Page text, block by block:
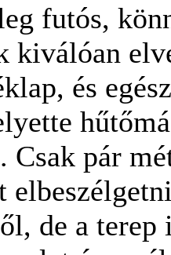
futós,
kiválóan
és
Csak pár
de a